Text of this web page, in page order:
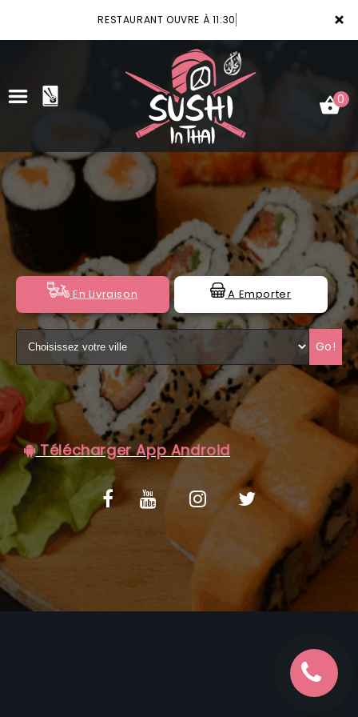
×
RESTAURANT OUVRE À 11:30
ACCUEIL
VOTRE COMPTE
NOTRE RESTAURANT
VOS AVIS
MENTIONS LÉGALES
C.G.V
0
En Livraison A Emporter
Go!
Télécharger App Android